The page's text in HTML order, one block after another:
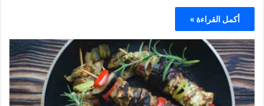
أكمل القراءة »